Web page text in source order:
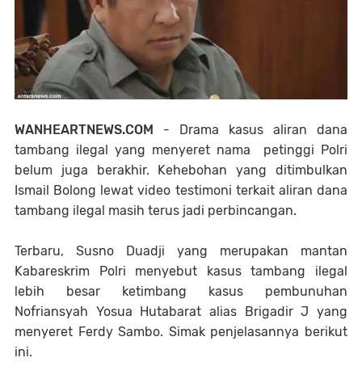
WANHEARTNEWS.COM - Drama kasus aliran dana
tambang ilegal yang menyeret nama petinggi Polri
belum juga berakhir. Kehebohan yang ditimbulkan
Ismail Bolong lewat video testimoni terkait aliran dana
tambang ilegal masih terus jadi perbincangan.
Terbaru, Susno Duadji yang merupakan mantan
Kabareskrim Polri menyebut kasus tambang ilegal
lebih besar ketimbang kasus pembunuhan
Nofriansyah Yosua Hutabarat alias Brigadir J yang
menyeret Ferdy Sambo. Simak penjelasannya berikut
ini.